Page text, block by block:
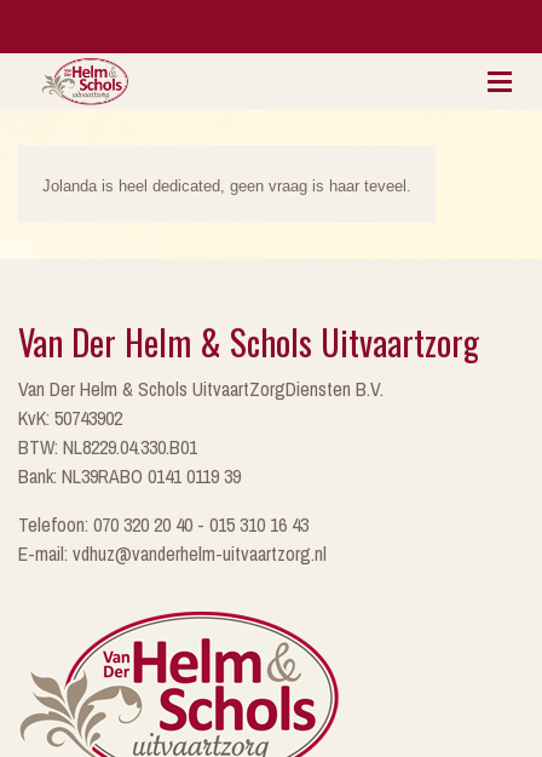
Jolanda is heel dedicated, geen vraag is haar teveel.
Van Der Helm & Schols Uitvaartzorg
Van Der Helm & Schols UitvaartZorgDiensten B.V.
KvK: 50743902
BTW: NL8229.04.330.B01
Bank: NL39RABO 0141 0119 39
Telefoon: 070 320 20 40 - 015 310 16 43
E-mail: vdhuz@vanderhelm-uitvaartzorg.nl